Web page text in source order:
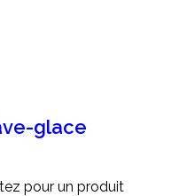
glace
pour un produit